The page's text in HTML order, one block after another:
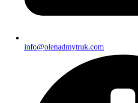
info@olenadmytruk.com